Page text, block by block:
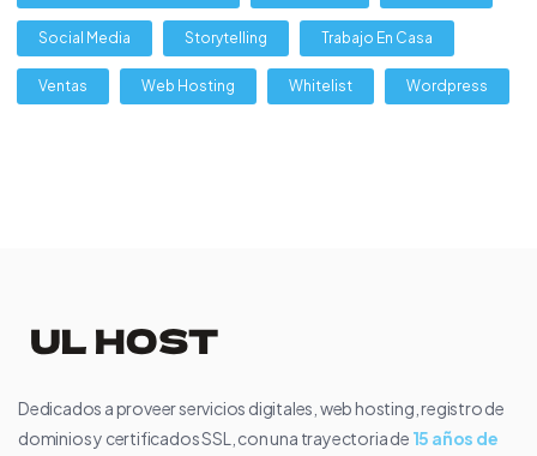
Social Media Storytelling Trabajo En Casa
Ventas Web Hosting Whitelist Wordpress
Dedicados a proveer servicios digitales, web hosting, registro de
dominios y certificados SSL, con una trayectoria de 15 años de